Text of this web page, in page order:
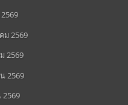
ม 2569
2569
2569